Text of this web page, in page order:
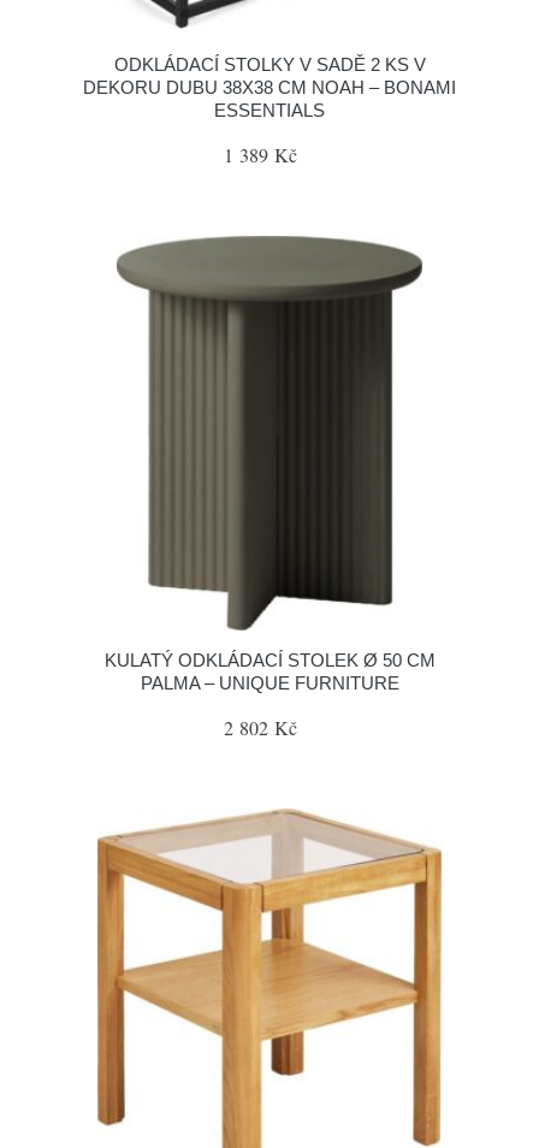
ODKLÁDACÍ STOLKY V SADĚ 2 KS V
DEKORU DUBU 38X38 CM NOAH – BONAMI
ESSENTIALS
1 389 Kč
KULATÝ ODKLÁDACÍ STOLEK Ø 50 CM
PALMA – UNIQUE FURNITURE
2 802 Kč